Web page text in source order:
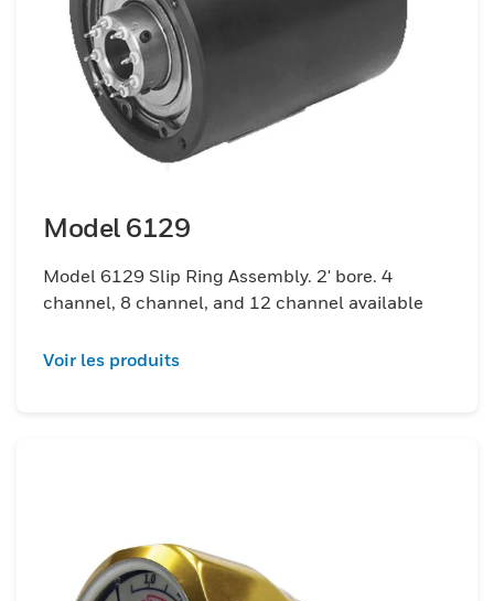
Model 6129
Model 6129 Slip Ring Assembly. 2' bore. 4
channel, 8 channel, and 12 channel available
Voir les produits